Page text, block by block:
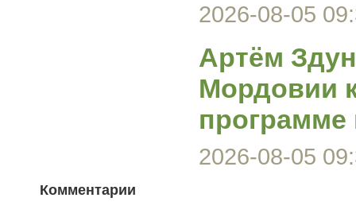
2026-08-05
Артём
Мордовии
2026-08-05
Комментарии